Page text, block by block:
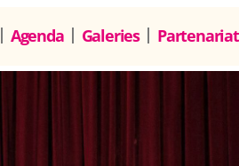
Agenda Galeries Partenariat